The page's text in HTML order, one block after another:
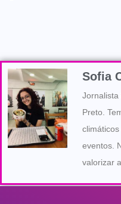
Sofia
Jornalista
Preto.
eventos.
valorizar